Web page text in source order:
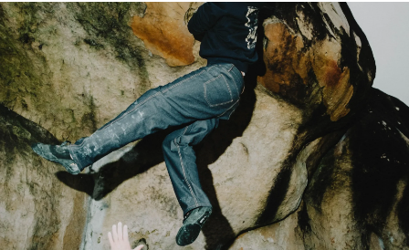
plusieurs
variations.
Les
options
peuvent
être
choisies
sur
la
page
du
produit